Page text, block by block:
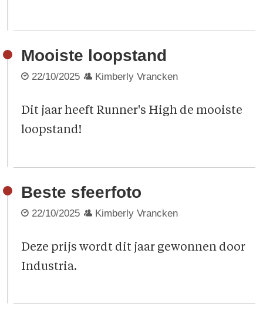
Mooiste loopstand
22/10/2025 Kimberly Vrancken
Dit jaar heeft Runner's High de mooiste
loopstand!
Beste sfeerfoto
22/10/2025 Kimberly Vrancken
Deze prijs wordt dit jaar gewonnen door
Industria.